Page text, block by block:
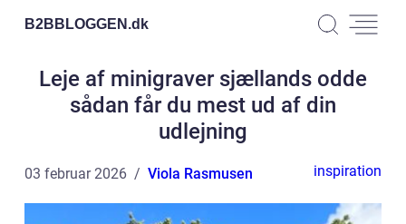
B2BBLOGGEN.dk
Leje af minigraver sjællands odde
sådan får du mest ud af din
udlejning
03 februar 2026 Viola Rasmusen inspiration